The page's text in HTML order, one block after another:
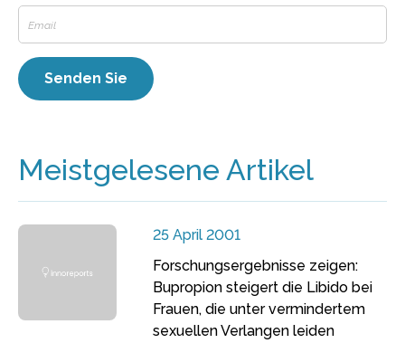
Meistgelesene Artikel
25 April 2001
Forschungsergebnisse zeigen:
Bupropion steigert die Libido bei
Frauen, die unter vermindertem
sexuellen Verlangen leiden